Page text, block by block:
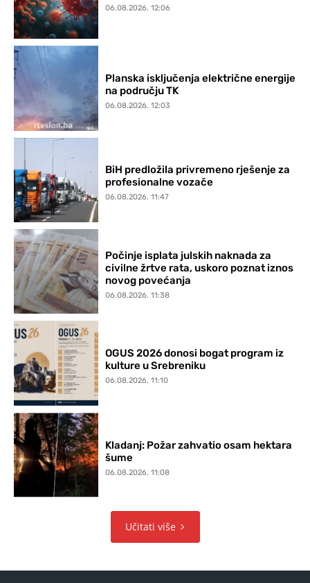
06.08.2026. 12:06
Planska isključenja električne energije
na području TK
06.08.2026. 12:03
BiH predložila privremeno rješenje za
profesionalne vozače
06.08.2026. 11:47
Počinje isplata julskih naknada za
civilne žrtve rata, uskoro poznat iznos
novog povećanja
06.08.2026. 11:38
OGUS 2026 donosi bogat program iz
kulture u Srebreniku
06.08.2026. 11:10
Kladanj: Požar zahvatio osam hektara
šume
06.08.2026. 11:08
Učitati više